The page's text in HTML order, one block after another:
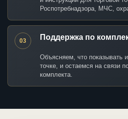
Роспотребнадзора, МЧС,
03 Поддержка по
Объясняем, что показывать
точке, и остаемся на связи
комплекта.